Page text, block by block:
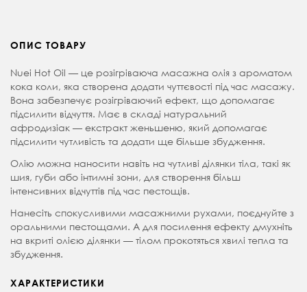
ОПИС ТОВАРУ
Nuei Hot Oil — це розігріваюча масажна олія з ароматом
кока коли, яка створена додати чуттєвості під час масажу.
Вона забезпечує розігріваючий ефект, що допомагає
підсилити відчуття. Має в складі натуральний
афродизіак — екстракт женьшеню, який допомагає
підсилити чутливість та додати ще більше збудження.
Олію можна наносити навіть на чутливі ділянки тіла, такі як
шия, губи або інтимні зони, для створення більш
інтенсивних відчуттів під час пестощів.
Нанесіть спокусливими масажними рухами, поєднуйте з
оральними пестощами. А для посилення ефекту дмухніть
на вкриті олією ділянки — тілом прокотяться хвилі тепла та
збудження.
ХАРАКТЕРИСТИКИ